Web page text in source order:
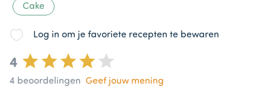
Cake
Log in om je favoriete recepten te bewaren
4
4 beoordelingen Geef jouw mening